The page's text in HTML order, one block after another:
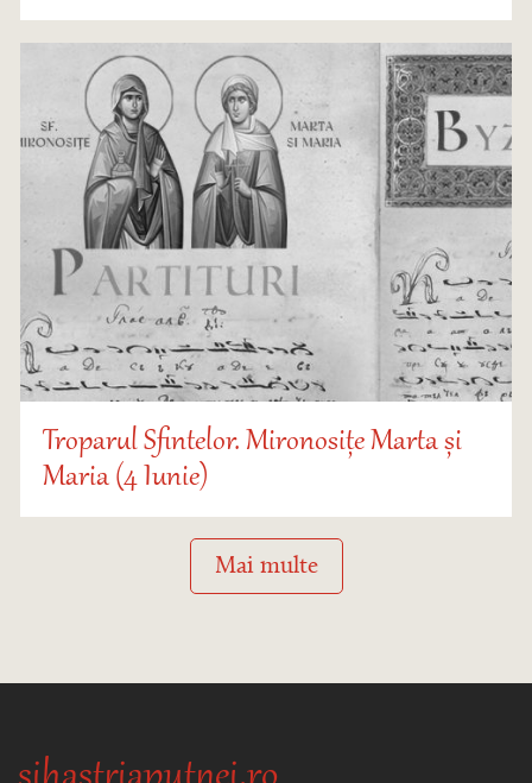
Troparul Sfintelor. Mironosițe Marta și
Maria (4 Iunie)
Mai multe